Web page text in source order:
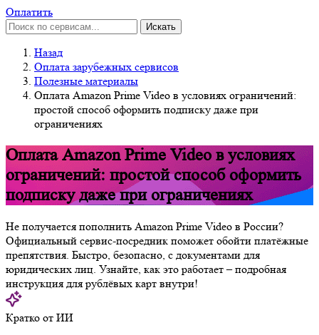
Оплатить
Искать
Назад
Оплата зарубежных сервисов
Полезные материалы
Оплата Amazon Prime Video в условиях ограничений:
простой способ оформить подписку даже при
ограничениях
Оплата Amazon Prime Video в условиях
ограничений: простой способ оформить
подписку даже при ограничениях
Не получается пополнить Amazon Prime Video в России?
Официальный сервис-посредник поможет обойти платёжные
препятствия. Быстро, безопасно, с документами для
юридических лиц. Узнайте, как это работает – подробная
инструкция для рублёвых карт внутри!
Кратко от ИИ